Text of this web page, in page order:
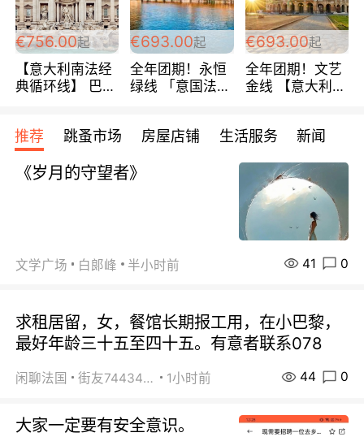
€756.00起
【意大利南法经
典循环线】 巴黎
宾馆 108欧/天起
全程756欧/位
€693.00起
全年团期！永恒
绿线 「意国法
欧/天起 ~包拼房
€693.00起
全年团期！文艺
金线 【意大利一
每周铁发！
推荐 跳蚤市场 房屋店铺 生活服务 新闻
《岁月的守望者》
文学广场 白郞峰 半小时前 41 0
求租居留，女，餐馆长期报工用，在小巴黎，
最好年龄三十五至四十五。有意者联系078
闲聊法国 街友74434350 1小时前 44 0
大家一定要有安全意识。